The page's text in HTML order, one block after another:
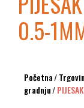
0.5-
Početna/
gradnju/